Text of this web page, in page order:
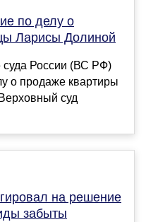
по делу о
Ларисы Долиной
суда России (ВС РФ)
о продаже квартиры
суд
на решение
забыты